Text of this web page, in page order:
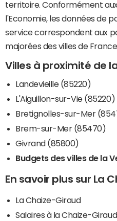
territoire. Conformément
l'Economie, les données de
service correspondent aux
majorées des villes de
Villes à proximité de
Landevieille (85220)
L'Aiguillon-sur-Vie (85220)
Bretignolles-sur-Mer
Brem-sur-Mer (85470)
Givrand (85800)
Budgets des villes de la
En savoir plus sur La
La Chaize-Giraud
Salaires à la Chaize-Giraud